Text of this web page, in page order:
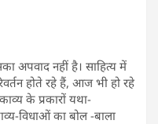
अपवाद नहीं है। साहित्य में
होते रहे हैं, आज भी हो रहे
के प्रकारों यथा-
विधाओं का बोल -बाला